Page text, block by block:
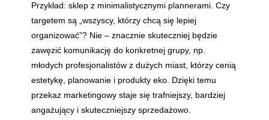
Przykład: sklep z minimalistycznymi plannerami. Czy
targetem są „wszyscy, którzy chcą się lepiej
organizować”? Nie – znacznie skuteczniej będzie
zawęzić komunikację do konkretnej grupy, np.
młodych profesjonalistów z dużych miast, którzy cenią
estetykę, planowanie i produkty eko. Dzięki temu
przekaz marketingowy staje się trafniejszy, bardziej
angażujący i skuteczniejszy sprzedażowo.